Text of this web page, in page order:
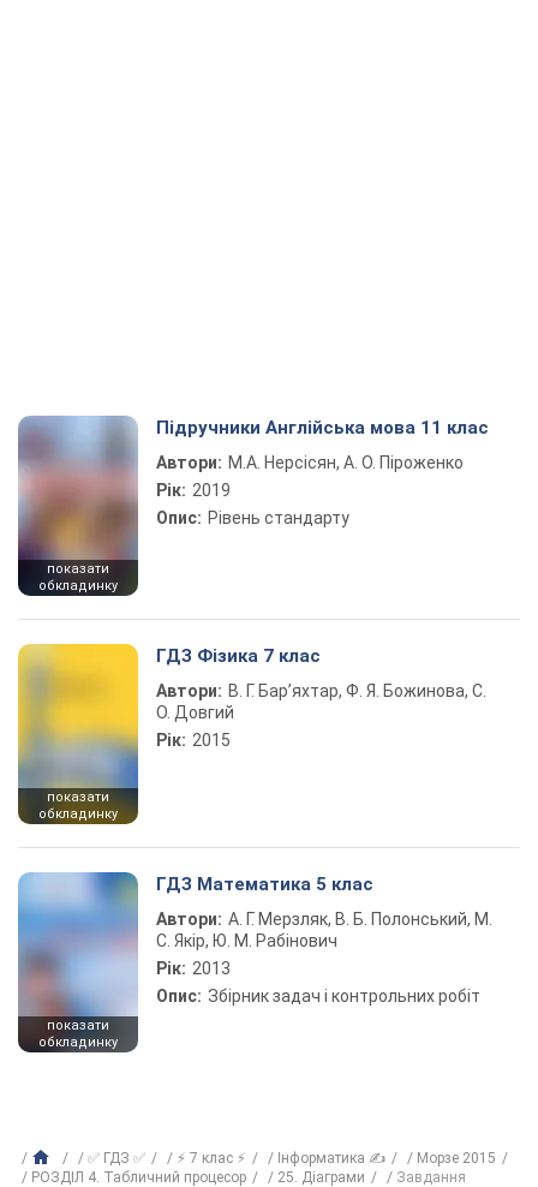
показати
обкладинку
Підручники Англійська мова 11 клас
Автори: М.А. Нерсісян, А. О. Піроженко
Рік: 2019
Опис: Рівень стандарту
показати
обкладинку
ГДЗ Фізика 7 клас
Автори: В. Г. Бар’яхтар, Ф. Я. Божинова, С.
О. Довгий
Рік: 2015
показати
обкладинку
ГДЗ Математика 5 клас
Автори: А. Г. Мерзляк, В. Б. Полонський, М.
С. Якір, Ю. М. Рабінович
Рік: 2013
Опис: Збірник задач і контрольних робіт
✅ ГДЗ ✅ ⚡ 7 клас ⚡ Інформатика ✍
Морзе 2015
РОЗДІЛ 4. Табличний процесор
25. Діаграми Завдання